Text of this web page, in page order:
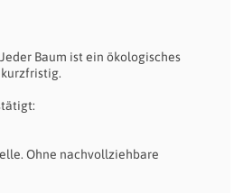
Baum ist ein ökologisches
Ohne nachvollziehbare